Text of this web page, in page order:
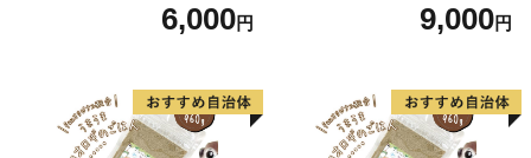
6,000円 9,000円